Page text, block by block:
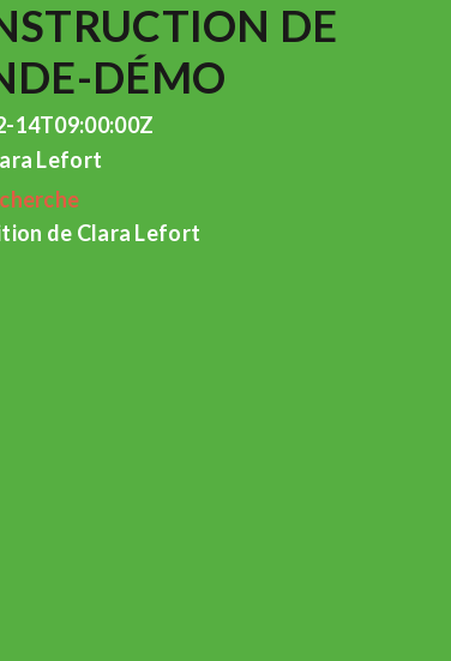
DE
DÉMO
14T09:00:00Z
Lefort
de Clara Lefort